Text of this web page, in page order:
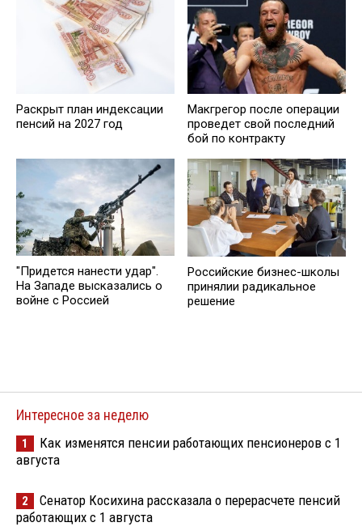
Рaскрыт план индексации
пенсий на 2027 год
Макгрегор после операции
проведет свой последний
бой по контракту
"Придется нанести удар".
На Западе высказались о
войне с Россией
Российские бизнес-школы
принялии радикальное
решение
Интересное за неделю
1
Как изменятся пенсии работающих пенсионеров с 1
августа
2
Сенатор Косихина рассказала о перерасчете пенсий
работающих с 1 августа